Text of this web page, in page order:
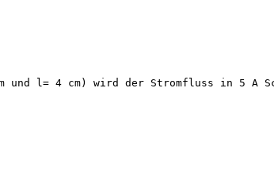
und l= 4 cm) wird der Stromfluss in 5 A